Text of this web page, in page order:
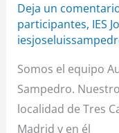
Deja un
participantes, IES
Somos el equipo
Sampedro.
localidad de Tres
Madrid y en él